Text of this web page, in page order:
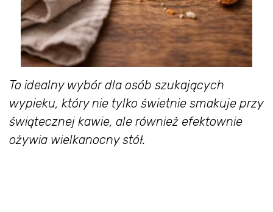
To idealny wybór dla osób szukających
wypieku, który nie tylko świetnie smakuje przy
świątecznej kawie, ale również efektownie
ożywia wielkanocny stół.